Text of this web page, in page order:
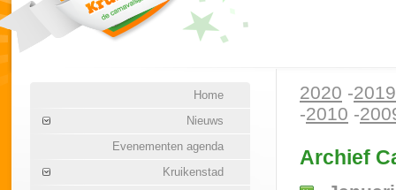
Home
Nieuws
Evenementen agenda
Kruikenstad
2020 -2019
-2010 -
Archief